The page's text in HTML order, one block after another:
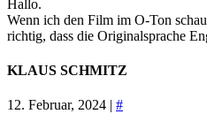
Hallo.
Wenn ich den Film im O-Ton
richtig, dass die Originalsprache
KLAUS SCHMITZ
12. Februar, 2024 | #